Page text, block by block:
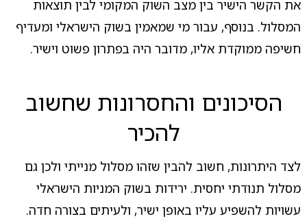
את הקשר הישיר בין מצב השוק המקומי לבין תוצאות
המסלול. בנוסף, עבור מי שמאמין בשוק הישראלי ומעדיף
חשיפה ממוקדת אליו, מדובר היה בפתרון פשוט וישיר.
הסיכונים והחסרונות שחשוב
להכיר
לצד היתרונות, חשוב להבין שזהו מסלול מנייתי ולכן גם
מסלול תנודתי יחסית. ירידות בשוק המניות הישראלי
עשויות להשפיע עליו באופן ישיר, ולעיתים בצורה חדה.